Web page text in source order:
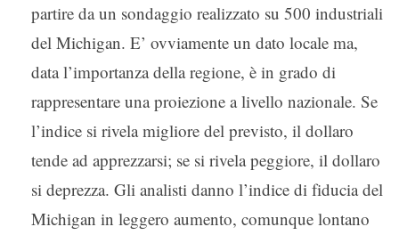
partire da un sondaggio realizzato su 500 industriali
del Michigan. E’ ovviamente un dato locale ma,
data l’importanza della regione, è in grado di
rappresentare una proiezione a livello nazionale. Se
l’indice si rivela migliore del previsto, il dollaro
tende ad apprezzarsi; se si rivela peggiore, il dollaro
si deprezza. Gli analisti danno l’indice di fiducia del
Michigan in leggero aumento, comunque lontano